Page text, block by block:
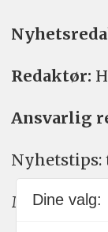
Redaktør:
Ansvarlig
Nyhetstips:
Meninger:
Dine valg: